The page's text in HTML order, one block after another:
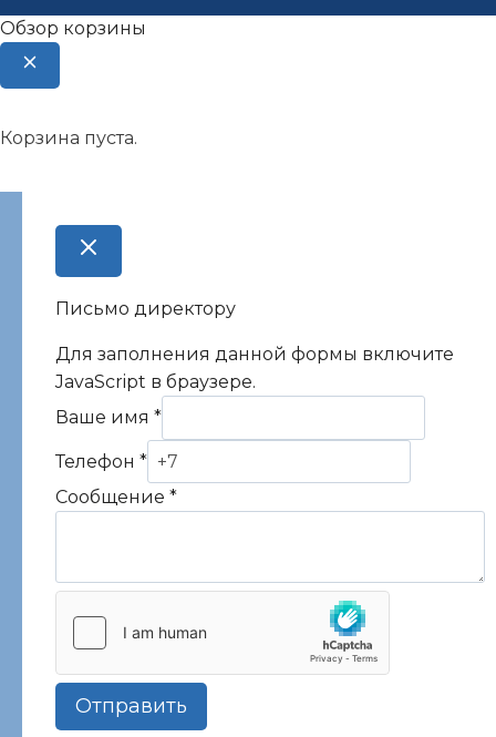
Обзор корзины
Корзина пуста.
Письмо директору
Для заполнения данной формы включите
JavaScript в браузере.
Ваше имя *
Телефон *
Сообщение *
Отправить